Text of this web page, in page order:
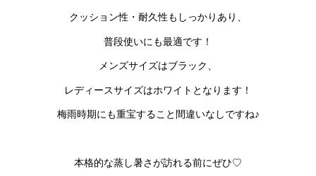
クッション性・耐久性もしっかりあり、
普段使いにも最適です！
メンズサイズはブラック、
レディースサイズはホワイトとなります！
梅雨時期にも重宝すること間違いなしですね♪
本格的な蒸し暑さが訪れる前にぜひ♡